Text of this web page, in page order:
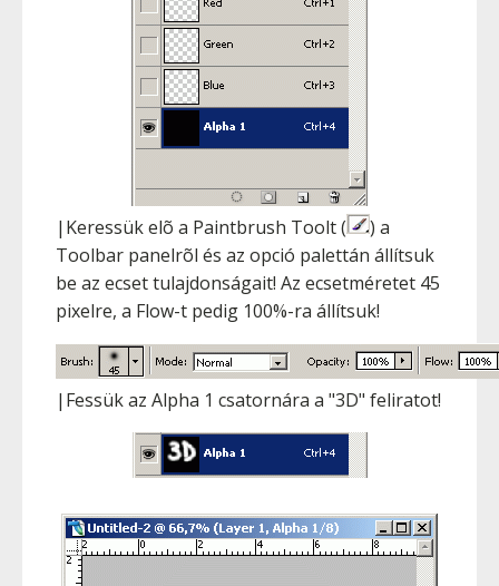
|Keressük elõ a Paintbrush Toolt (
) a
Toolbar panelrõl és az opció palettán állítsuk
be az ecset tulajdonságait! Az ecsetméretet 45
pixelre, a Flow-t pedig 100%-ra állítsuk!
|Fessük az Alpha 1 csatornára a "3D" feliratot!